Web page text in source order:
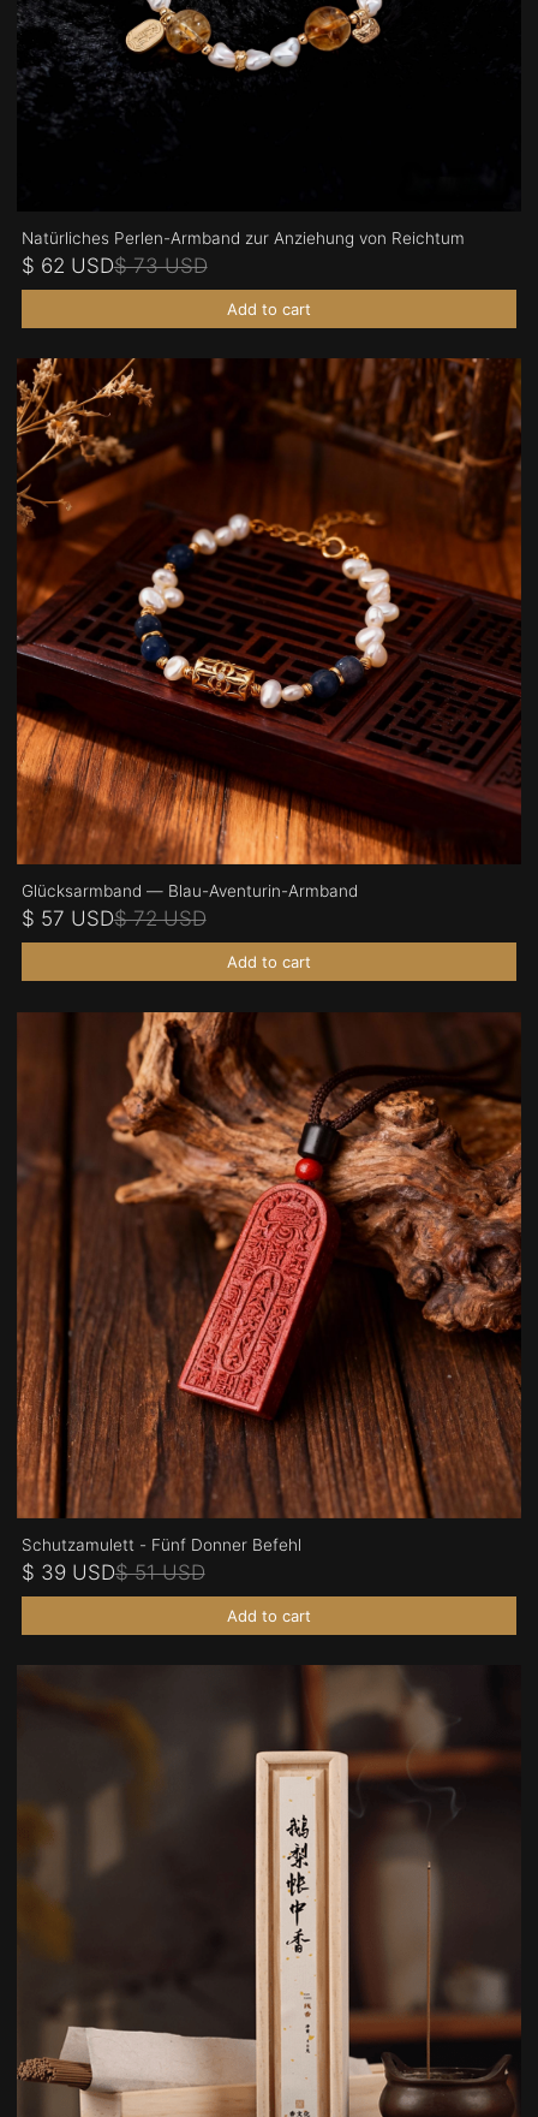
Natürliches Perlen-Armband zur Anziehung von Reichtum
$ 62 USD$ 73 USD
Add to cart
Glücksarmband — Blau-Aventurin-Armband
$ 57 USD$ 72 USD
Add to cart
Schutzamulett - Fünf Donner Befehl
$ 39 USD$ 51 USD
Add to cart